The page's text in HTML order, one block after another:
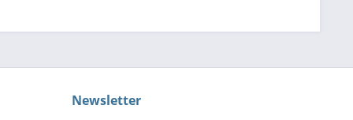
Newsletter